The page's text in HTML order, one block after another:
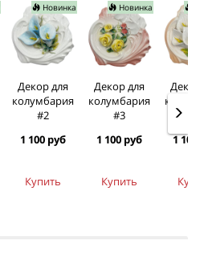
Новинка
Декор для
колумбария
#2
1 100 руб
Купить
Новинка
Декор для
колумбария
#3
1 100 руб
Купить
1